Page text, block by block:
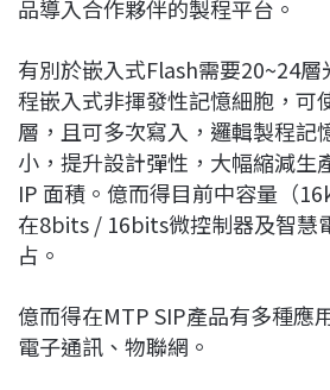
品導入合作夥伴的製程平台。
有別於嵌入式Flash需要20~24
程嵌入式非揮發性記憶細胞，可
層，且可多次寫入，邏輯製程記
小，提升設計彈性，大幅縮減生
IP 面積。億而得目前中容量（
在8bits / 16bits微控制器及智慧
占。
億而得在MTP SIP產品有多種應
電子通訊、物聯網。